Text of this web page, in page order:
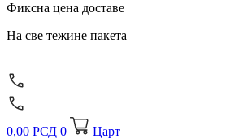
Фиксна цена доставе
На све тежине пакета
0,00 РСД 0 Царт